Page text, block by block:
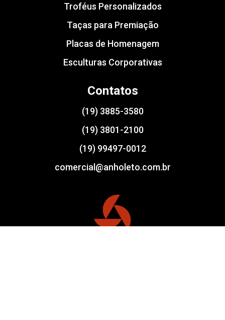
Troféus Personalizados
Taças para Premiação
Placas de Homenagem
Esculturas Corporativas
Contatos
(19) 3885-3580
(19) 3801-2100
(19) 99497-0012
comercial@anholeto.com.br